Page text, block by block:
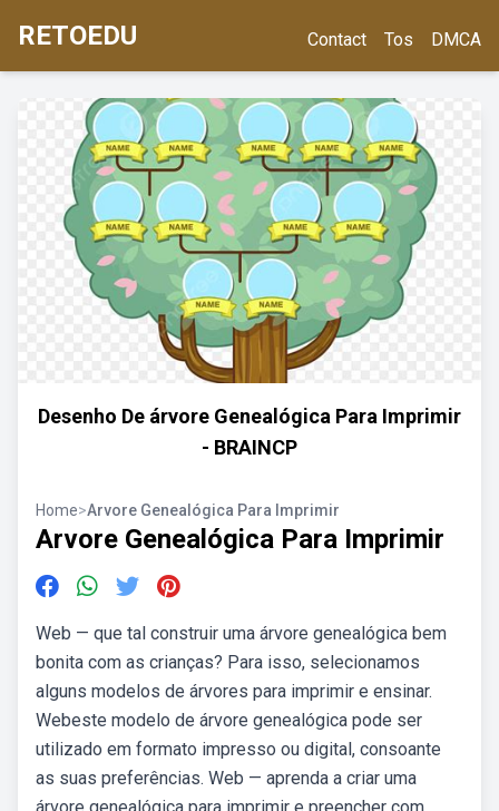
RETOEDU Contact Tos DMCA
Desenho De árvore Genealógica Para Imprimir
- BRAINCP
Home>Arvore Genealógica Para Imprimir
Arvore Genealógica Para Imprimir
Web — que tal construir uma árvore genealógica bem
bonita com as crianças? Para isso, selecionamos
alguns modelos de árvores para imprimir e ensinar.
Webeste modelo de árvore genealógica pode ser
utilizado em formato impresso ou digital, consoante
as suas preferências. Web — aprenda a criar uma